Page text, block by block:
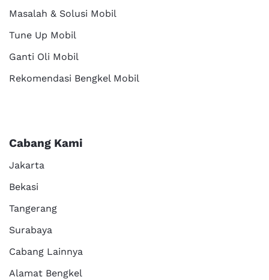
Masalah & Solusi Mobil
Tune Up Mobil
Ganti Oli Mobil
Rekomendasi Bengkel Mobil
Cabang Kami
Jakarta
Bekasi
Tangerang
Surabaya
Cabang Lainnya
Alamat Bengkel